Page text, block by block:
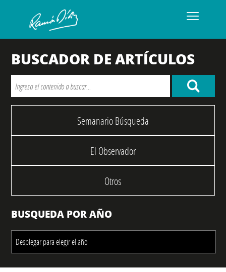
BUSCADOR DE ARTÍCULOS
Semanario Búsqueda
El Observador
Otros
BUSQUEDA POR AÑO